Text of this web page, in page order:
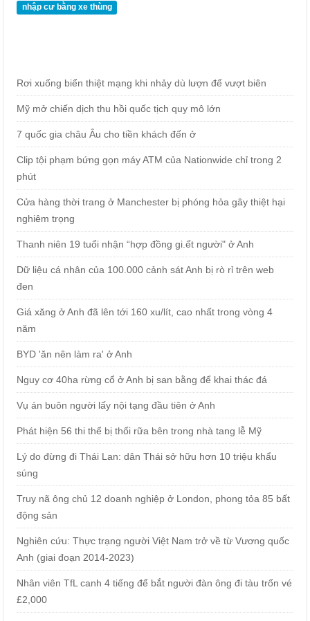
nhập cư bằng xe thùng
Rơi xuống biển thiệt mạng khi nhảy dù lượn để vượt biên
Mỹ mở chiến dịch thu hồi quốc tịch quy mô lớn
7 quốc gia châu Âu cho tiền khách đến ở
Clip tội phạm bứng gọn máy ATM của Nationwide chỉ trong 2
phút
Cửa hàng thời trang ở Manchester bị phóng hỏa gây thiệt hại
nghiêm trọng
Thanh niên 19 tuổi nhận “hợp đồng gi.ết người" ở Anh
Dữ liệu cá nhân của 100.000 cảnh sát Anh bị rò rỉ trên web
đen
Giá xăng ở Anh đã lên tới 160 xu/lít, cao nhất trong vòng 4
năm
BYD 'ăn nên làm ra' ở Anh
Nguy cơ 40ha rừng cổ ở Anh bị san bằng để khai thác đá
Vụ án buôn người lấy nội tạng đầu tiên ở Anh
Phát hiện 56 thi thể bị thối rữa bên trong nhà tang lễ Mỹ
Lý do đừng đi Thái Lan: dân Thái sở hữu hơn 10 triệu khẩu
súng
Truy nã ông chủ 12 doanh nghiệp ở London, phong tỏa 85 bất
động sản
Nghiên cứu: Thực trạng người Việt Nam trở về từ Vương quốc
Anh (giai đoạn 2014-2023)
Nhân viên TfL canh 4 tiếng để bắt người đàn ông đi tàu trốn vé
£2,000